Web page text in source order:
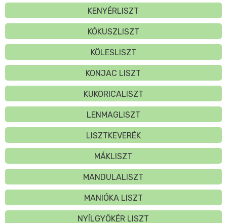
KENYÉRLISZT
KÓKUSZLISZT
KÖLESLISZT
KONJAC LISZT
KUKORICALISZT
LENMAGLISZT
LISZTKEVERÉK
MÁKLISZT
MANDULALISZT
MANIÓKA LISZT
NYÍLGYÖKÉR LISZT